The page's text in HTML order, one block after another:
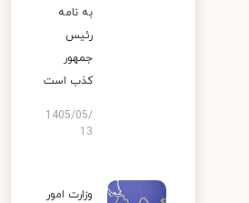
به نامه
رئیس
جمهور
کذب است
1405/05/
13
وزارت امور